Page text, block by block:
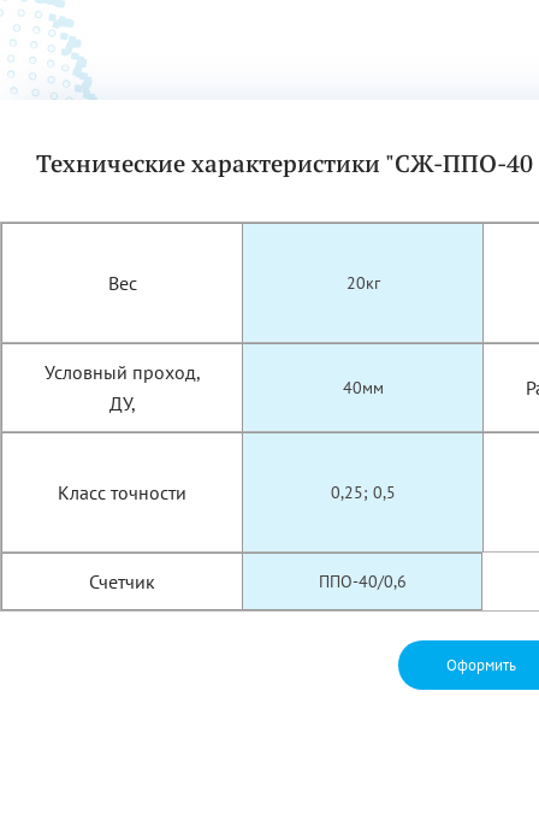
Технические характеристики "СЖ-ППО-
Вес 20кг
Условный проход,
ДУ,
40мм
Класс точности 0,25; 0,5
Счетчик ППО-40/0,6
Оформить